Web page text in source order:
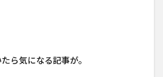
ら気になる記事が。